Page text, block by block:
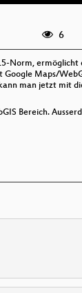
6
Norm,
Maps/
man jetzt mit
Bereich.